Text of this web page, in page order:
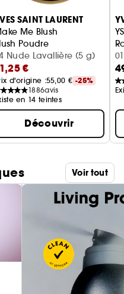
florale & note de fraise
SAINT LAURENT
Me Blush
Poudre
Nude Lavallière (5 g)
€
d'origine :55,00 € -25%
1886avis
en 14 teintes
Découvrir
Voir tout